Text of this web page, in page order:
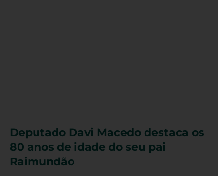
Deputado Davi Macedo destaca os
80 anos de idade do seu pai
Raimundão